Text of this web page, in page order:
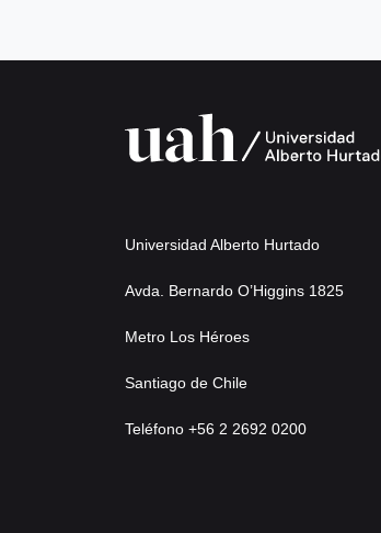
Universidad Alberto Hurtado
Avda. Bernardo O’Higgins 1825
Metro Los Héroes
Santiago de Chile
Teléfono +56 2 2692 0200